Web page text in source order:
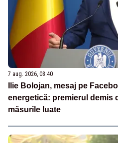
7 aug. 2026, 08:40
Ilie Bolojan, mesaj pe
energetică: premierul demis
măsurile luate